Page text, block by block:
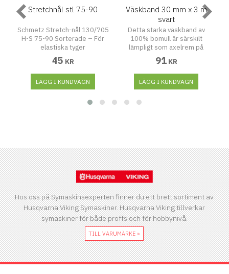
Stretchnål stl 75-90
Schmetz Stretch-nål 130/705
H-S 75-90 Sorterade – För
elastiska tyger
Denna Stretch-nål är
designad för att ge en sömlös
och pålitlig
sömnadsupplevelse på
elastiska och högelastiska
material. Nålen har en speciell
minskar risken för hoppstygn.
Lämpliga material: Elastiska
tyger och stickade material
Tyger med hög elasticitet,
som badklädestyg Fint
jerseytyg, silkestrikå, single
jersey, nickityg och
bomullstrikå Egenskaper:
Beläggning: Standard
Nålspets: Medelrund spets
som skonsamt tränger
igenom elastiska tyger
Speciell hålprofil och kortare
öga: Förbättrad trådmatning
45 KR
LÄGG I KUNDVAGN
Väskband 30 mm x 3 m
svart
Detta starka väskband av
100% bomull är särskilt
lämpligt som axelrem på
ryggsäckar, sportväskor, som
bälte och mycket mer.
91 KR
LÄGG I KUNDVAGN
Hos oss på Symaskinsexperten finner du ett brett sortiment av
Husqvarna Viking Symaskiner. Husqvarna Viking tillverkar
symaskiner för både proffs och för hobbynivå.
TILL VARUMÄRKE »